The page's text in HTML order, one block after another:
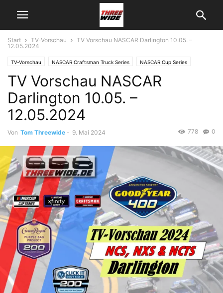
Start TV-Vorschau
TV Vorschau NASCAR Darlington 10.05. –
12.05.2024
TV-Vorschau NASCAR Craftsman Truck Series NASCAR Cup Series
NASCAR Xfinity Series
TV Vorschau NASCAR
Darlington 10.05. –
12.05.2024
Von Tom Threewide - 9. Mai 2024 0
778